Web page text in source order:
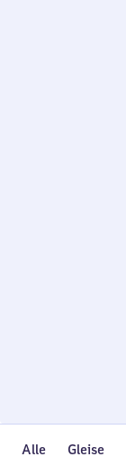
Alle Gleise